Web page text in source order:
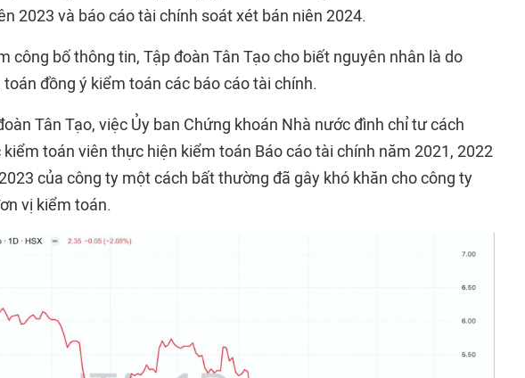
2023 và báo cáo tài chính soát xét bán niên 2024.
công bố thông tin, Tập đoàn Tân Tạo cho biết nguyên nhân là do
đồng ý kiểm toán các báo cáo tài chính.
Tân Tạo, việc Ủy ban Chứng khoán Nhà nước đình chỉ tư cách
toán viên thực hiện kiểm toán Báo cáo tài chính năm 2021, 2022
của công ty một cách bất thường đã gây khó khăn cho công ty
vị kiểm toán.